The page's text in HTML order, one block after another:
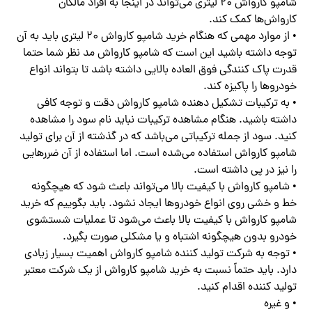
شامپو کارواش ۲۰ لیتری می‌تواند در اینجا به افراد مالکان
کارواش‌ها کمک کند.
• از موارد مهمی که هنگام خرید شامپو کارواش ۲۰ لیتری باید به آن
توجه داشته باشید این است که شامپو کارواش مد نظر شما حتما
قدرت پاک کنندگی فوق العاده بالایی داشته باشد تا بتواند انواع
خودروها را پاکیزه کند.
• به ترکیبات تشکیل دهنده شامپو کارواش دقت و توجه کافی
داشته باشید.‌ هنگام مشاهده ترکیبات نباید نام سود را مشاهده
کنید. سود از جمله ترکیباتی می‌باشد که در گذشته از آن برای تولید
شامپو کارواش استفاده می‌شده است. اما استفاده از آن ضررهایی
را نیز در پی داشته است.
• شامپو کارواش با کیفیت بالا می‌تواند باعث شود که هیچگونه
خط و خشی روی انواع خودروها ایجاد نشود. باید بگوییم که خرید
شامپو کارواش با کیفیت بالا باعث می‌شود تا عملیات شستشوی
خودرو بدون هیچگونه اشتباه و یا مشکلی صورت بگیرد.
• توجه به شرکت تولید کننده شامپو کارواش اهمیت بسیار زیادی
دارد. باید حتماً نسبت به خرید شامپو کارواش از یک شرکت معتبر
تولید کننده اقدام کنید.
• و غیره